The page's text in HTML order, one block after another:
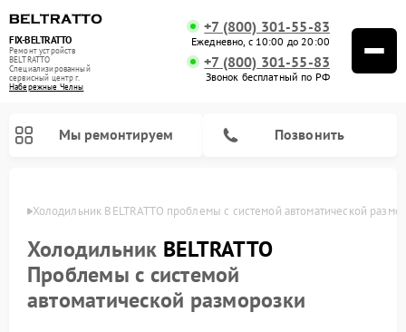
FIX-BELTRATTO
Ремонт устройств
BELTRATTO
Специализированный
cервисный центр г.
Набережные Челны
+7 (800) 301-55-83
Ежедневно, с 10:00 до 20:00
+7 (800) 301-55-83
Звонок бесплатный по РФ
Мы ремонтируем Позвонить
Холодильник BELTRATTO проблемы с системой автоматической
Холодильник BELTRATTO
Проблемы с системой
автоматической разморозки